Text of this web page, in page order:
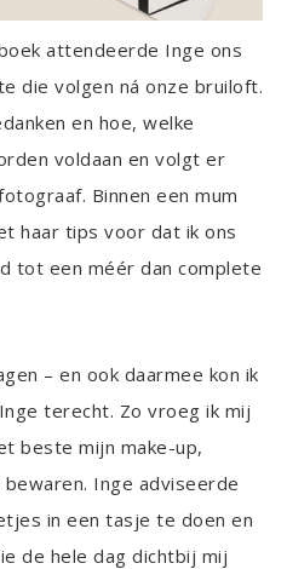
attendeerde Inge ons
die volgen ná onze bruiloft.
en hoe, welke
voldaan en volgt er
Binnen een mum
haar tips voor dat ik ons
tot een méér dan complete
– en ook daarmee kon ik
terecht. Zo vroeg ik mij
beste mijn make-up,
Inge adviseerde
in een tasje te doen en
de hele dag dichtbij mij